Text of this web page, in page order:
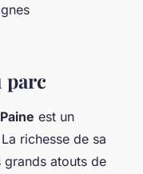
parc
est un
richesse de sa
atouts de